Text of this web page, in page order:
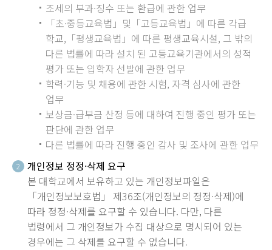
조세의 부과·징수 또는 환급에 관한 업무
「초·중등교육법」및「고등교육법」에 따른 각급
학교,「평생교육법」에 따른 평생교육시설, 그 밖의
다른 법률에 따라 설치 된 고등교육기관에서의 성적
평가 또는 입학자 선발에 관한 업무
학력·기능 및 채용에 관한 시험, 자격 심사에 관한
업무
보상금·급부금 산정 등에 대하여 진행 중인 평가 또는
판단에 관한 업무
다른 법률에 따라 진행 중인 감사 및 조사에 관한 업무
2
개인정보 정정·삭제 요구
본 대학교에서 보유하고 있는 개인정보파일은
「개인정보보호법」 제36조(개인정보의 정정·삭제)에
따라 정정·삭제를 요구할 수 있습니다. 다만, 다른
법령에서 그 개인정보가 수집 대상으로 명시되어 있는
경우에는 그 삭제를 요구할 수 없습니다.